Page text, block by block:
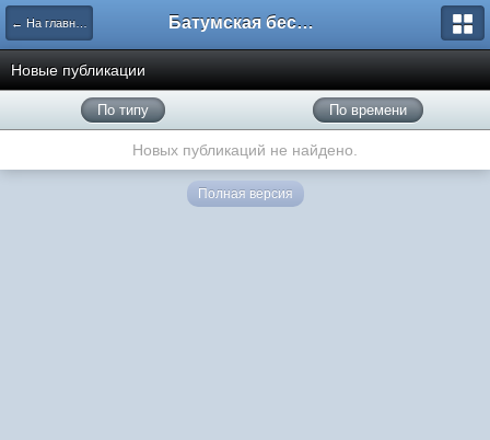
← На главную Батумская беседка
Новые публикации
По типу По времени
Новых публикаций не найдено.
Полная версия